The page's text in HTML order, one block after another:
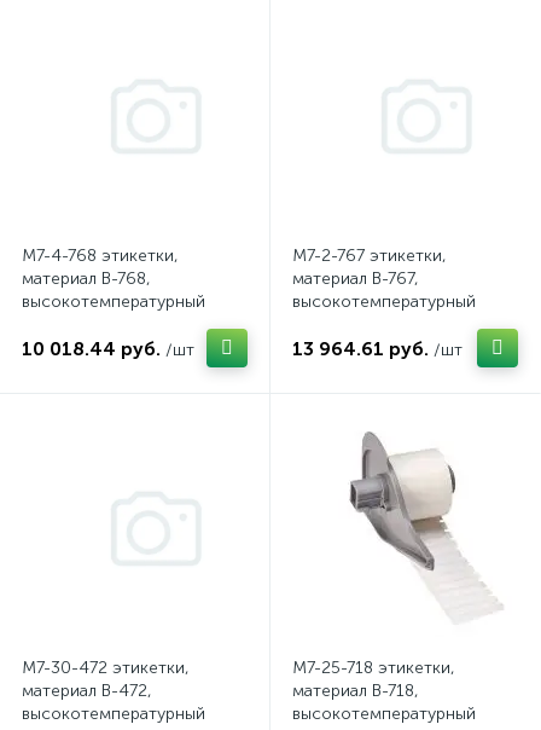
M7-4-768 этикетки,
материал B-768,
высокотемпературный
полиимид, белый, размер
10.16х10.16мм, 500 шт. в
10 018.44 руб. /шт
M7-2-767 этикетки,
материал B-767,
высокотемпературный
полиимид, белый, размер
50.8х6.35мм, 100 шт. в упак.
13 964.61 руб. /шт
M7-30-472 этикетки,
материал B-472,
высокотемпературный
M7-25-718 этикетки,
материал B-718,
высокотемпературный